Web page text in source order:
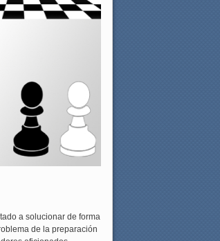
a solucionar de forma
de la preparación